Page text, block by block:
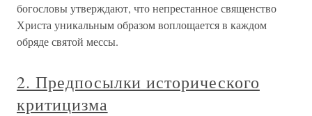
богословы утверждают, что непрестанное священство
Христа уникальным образом воплощается в каждом
обряде святой мессы.
2. Предпосылки исторического
критицизма